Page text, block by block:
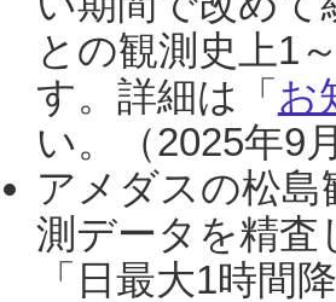
との観測史上1
す。詳細は「 お
い。（2025年9
アメダスの松島
測データを精査
「日最大1時間